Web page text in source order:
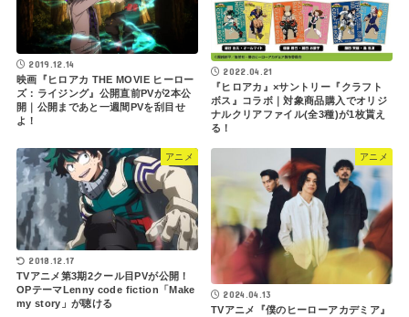
2019.12.14
映画『ヒロアカ THE MOVIE ヒーロー
ズ：ライジング』公開直前PVが2本公
開｜公開まであと一週間PVを刮目せ
よ！
2022.04.21
『ヒロアカ』×サントリー『クラフト
ボス』コラボ｜対象商品購入でオリジ
ナルクリアファイル(全3種)が1枚貰え
る！
アニメ
2018.12.17
TVアニメ第3期2クール目PVが公開！
OPテーマLenny code fiction「Make
my story」が聴ける
アニメ
2024.04.13
TVアニメ『僕のヒーローアカデミア』